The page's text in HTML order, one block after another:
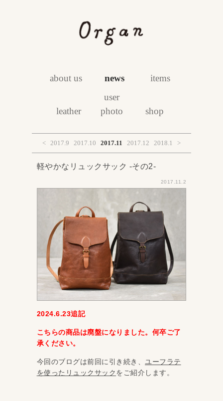
about us news items
leather
user
photo
shop
< 2017.9 2017.10 2017.11 2017.12 2018.1 >
軽やかなリュックサック -その2-
2017.11.2
2024.6.23追記
こちらの商品は廃盤になりました。何卒ご了
承ください。
今回のブログは前回に引き続き、 ユーフラテ
を使ったリュックサックをご紹介します。